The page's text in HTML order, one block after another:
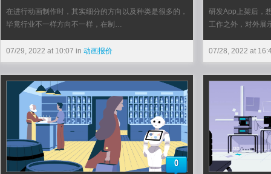
在进行动画制作时，其实细分的方向以及种类是很多的，
毕竟行业不一样方向不一样，在制…
07/29, 2022 at 10:07 in 动画报价
研发App上架后，
工作之外，对外展
07/28, 2022 at
0